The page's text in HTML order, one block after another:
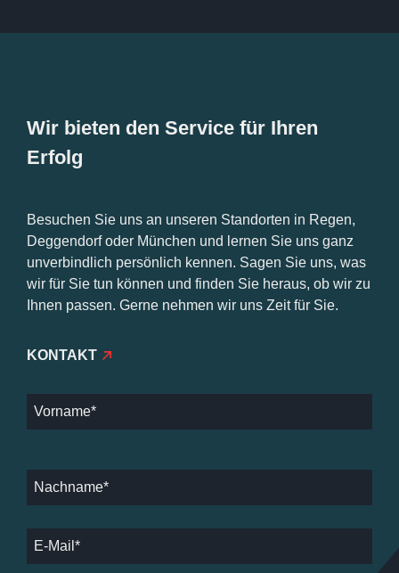
Wir bieten den Service für Ihren
Erfolg
Besuchen Sie uns an unseren Standorten in Regen,
Deggendorf oder München und lernen Sie uns ganz
unverbindlich persönlich kennen. Sagen Sie uns, was
wir für Sie tun können und finden Sie heraus, ob wir zu
Ihnen passen. Gerne nehmen wir uns Zeit für Sie.
KONTAKT
Contact
Email *